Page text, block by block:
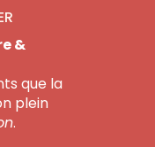
&
que la
plein
.